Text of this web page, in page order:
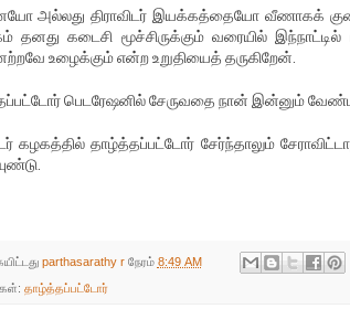
அல்லது திராவிடர் இயக்கத்தையோ வீணாகக் குறை
தனது கடைசி மூச்சிருக்கும் வரையில்
உழைக்கும் என்ற உறுதியைத் தருகிறேன்.
பெடரேஷனில் சேருவதை நான் இன்னும்
கழகத்தில் தாழ்த்தப்பட்டோர் சேர்ந்தாலும்
parthasarathy r நேரம் 8:49 AM
தாழ்த்தப்பட்டோர்